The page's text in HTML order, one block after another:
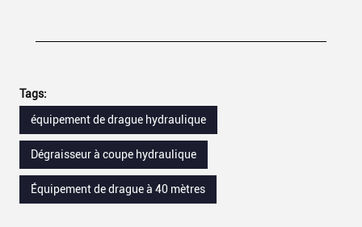
Tags:
équipement de drague hydraulique
Dégraisseur à coupe hydraulique
Équipement de drague à 40 mètres